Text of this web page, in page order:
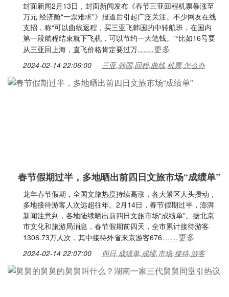
封面新闻2月13日，封面新闻发布《春节三亚回程机票暴涨至
万元 经济舱“一票难求”》报道后引起广泛关注。不少网友在线
支招，称“可以曲线返程，买三亚飞韩国的中转航班，在国内
第一段航程结束就下飞机，可以节约一大笔钱。”“比如16号要
从三亚回上海，直飞价格肯定要过万……更多
2024-02-14 22:06:00 三亚,韩国,回程,曲线,机票,怎么办
春节假期过半，多地晒出前四日文旅市场“成绩单”
龙年春节假期，全国文旅热度持续高涨，各大景区人头攒动，
多地接待游客人次远超往年。2月14日，春节假期过半，澎湃
新闻注意到，各地陆续晒出前四日文旅市场“成绩单”。据北京
市文化和旅游局消息，春节假期前四天，全市累计接待游客
1306.73万人次，其中接待外省来京游客676……更多
2024-02-14 22:07:00 四日,成绩单,成绩,市场,接待,游客